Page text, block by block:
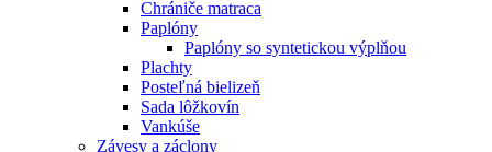
Chrániče matraca
Paplóny
Paplóny so syntetickou výplňou
Plachty
Posteľná bielizeň
Sada lôžkovín
Vankúše
Závesy a záclony